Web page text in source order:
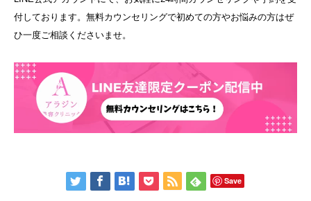
付しております。無料カウンセリングで初めての方やお悩みの方はぜ
ひ一度ご相談くださいませ。
Save